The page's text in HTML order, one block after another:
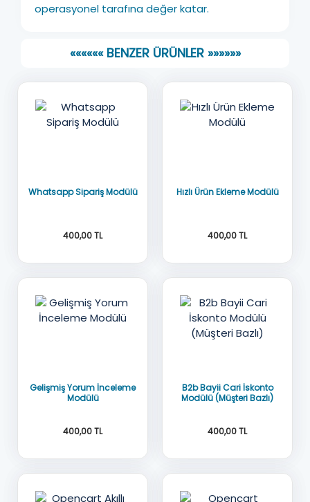
operasyonel tarafına değer katar.
«««««« BENZER ÜRÜNLER »»»»»»
Whatsapp Sipariş Modülü
400,00 TL
OC 3x
AÇIK KAYNAK KOD
Hızlı Ürün Ekleme Modülü
400,00 TL
Oc3x-2x-2.3x
AÇIK KAYNAK
Gelişmiş Yorum İnceleme
Modülü
400,00 TL
B2b Bayii Cari İskonto
Modülü (Müşteri Bazlı)
400,00 TL